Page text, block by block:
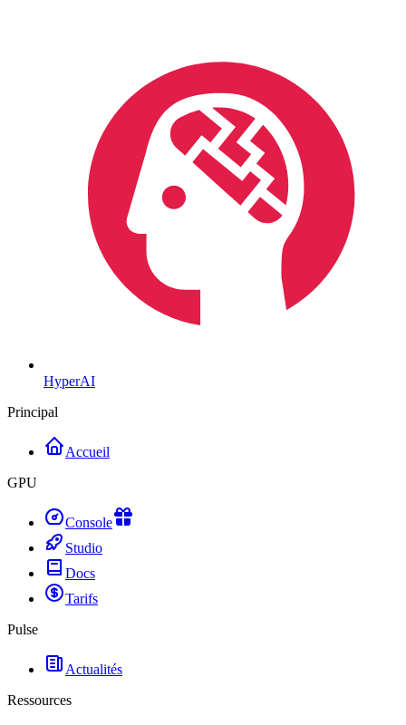
HyperAI
Principal
Accueil
GPU
Console
Studio
Docs
Tarifs
Pulse
Actualités
Ressources